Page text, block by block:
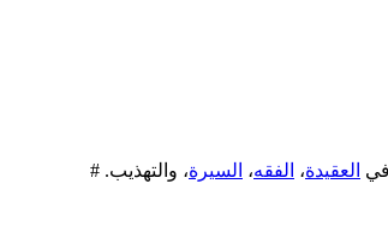
في العقيدة، الفقه، السيرة، والتهذيب. #